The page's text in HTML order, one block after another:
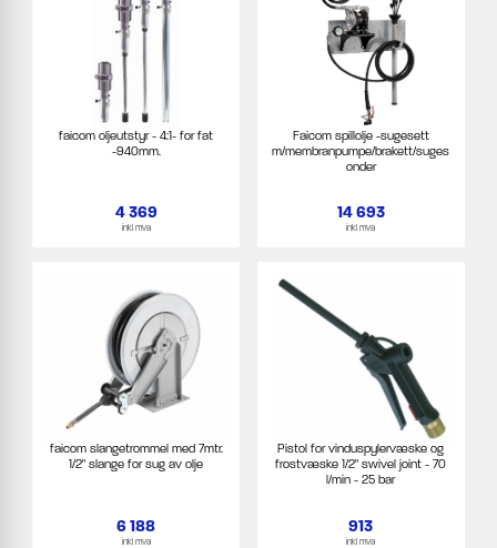
faicom oljeutstyr - 4:1- for fat
-940mm.
4 369
inkl mva
Faicom spillolje -sugesett
m/membranpumpe/brakett/suges
onder
14 693
inkl mva
faicom slangetrommel med 7mtr.
1/2" slange for sug av olje
6 188
inkl mva
Pistol for vinduspylervæske og
frostvæske 1/2" swivel joint - 70
l/min - 25 bar
913
inkl mva